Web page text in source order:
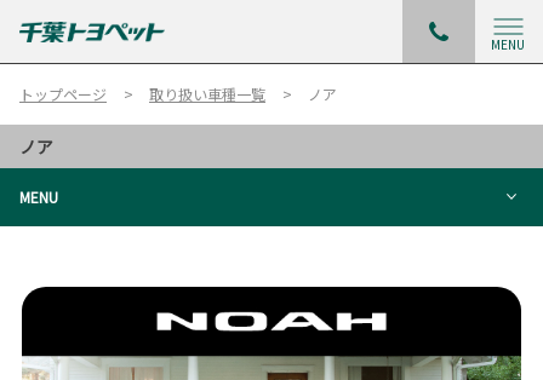
MENU
トップページ 取り扱い車種一覧 ノア
ノア
MENU